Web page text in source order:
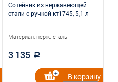
Сотейник из нержавеющей
стали с ручкой кт1745, 5,1 л
Материал: нерж. сталь
3 135 a
В корзину